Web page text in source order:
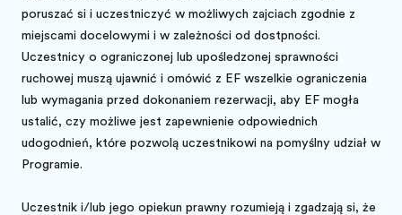
poruszać się i uczestniczyć w możliwych zajęciach zgodnie z
miejscami docelowymi i w zależności od dostępności.
Uczestnicy o ograniczonej lub upośledzonej sprawności
ruchowej muszą ujawnić i omówić z EF wszelkie ograniczenia
lub wymagania przed dokonaniem rezerwacji, aby EF mogła
ustalić, czy możliwe jest zapewnienie odpowiednich
udogodnień, które pozwolą uczestnikowi na pomyślny udział w
Programie.
Uczestnik i/lub jego opiekun prawny rozumieją i zgadzają się, że